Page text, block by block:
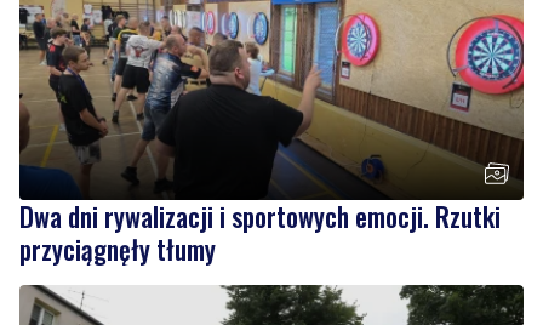
Dwa dni rywalizacji i sportowych emocji. Rzutki
przyciągnęły tłumy